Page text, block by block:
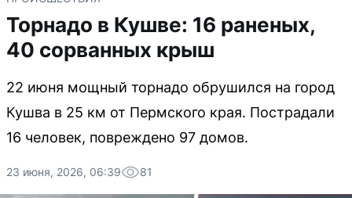
Торнадо в Кушве: 16 раненых,
40 сорванных крыш
22 июня мощный торнадо обрушился на город
Кушва в 25 км от Пермского края. Пострадали
16 человек, повреждено 97 домов.
23 июня, 2026, 06:39 81